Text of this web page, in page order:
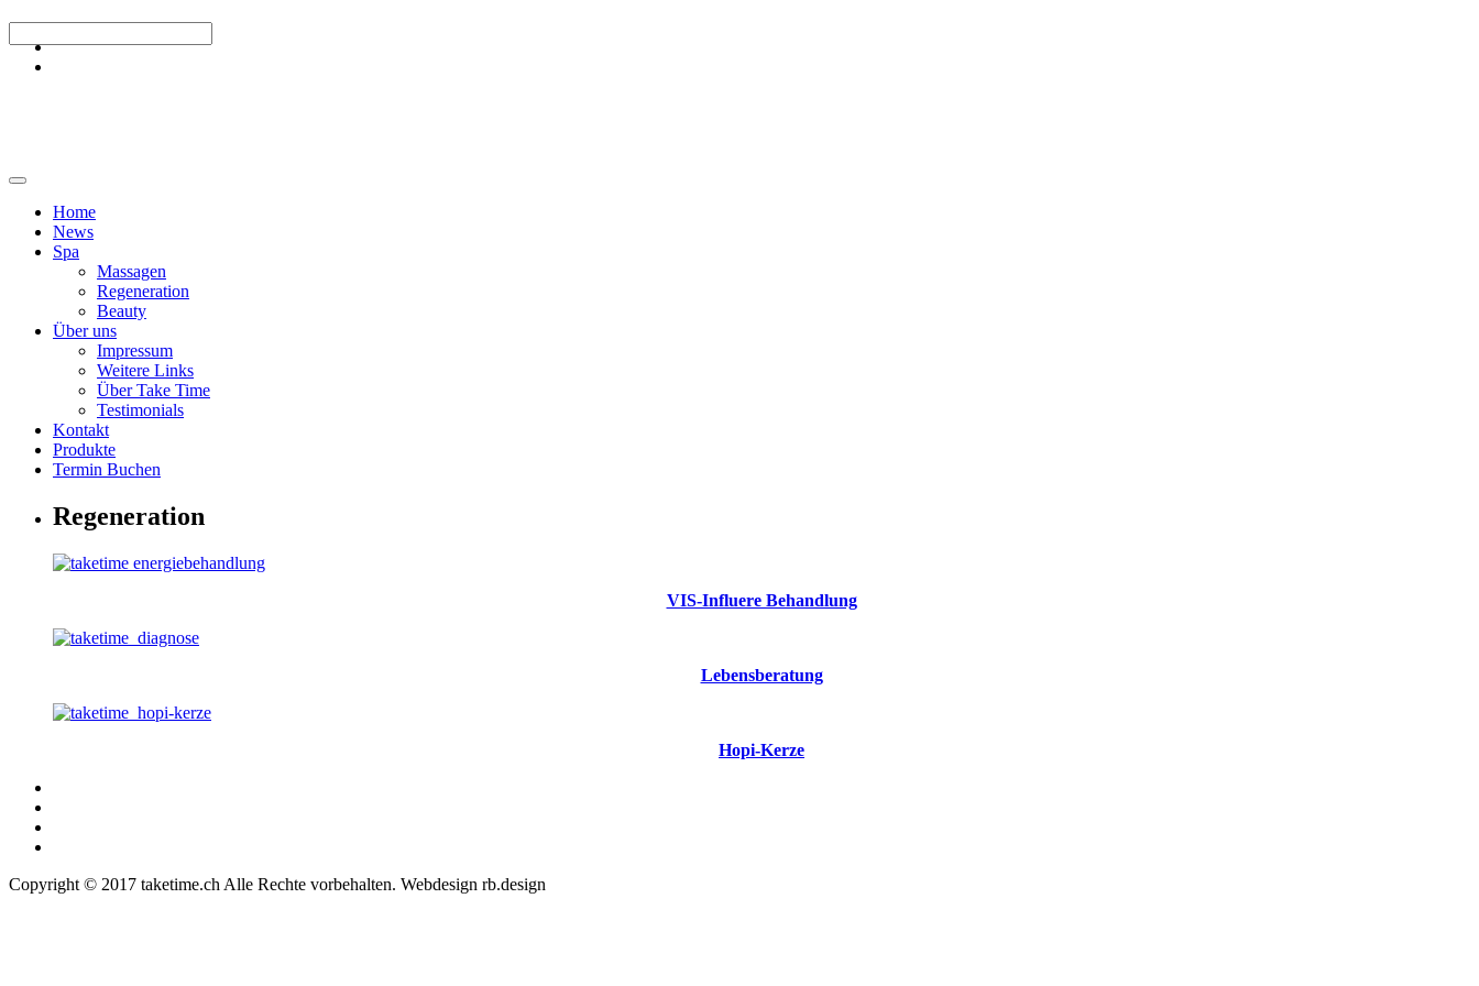
Home
News
Spa
Massagen
Regeneration
Beauty
Über uns
Impressum
Weitere Links
Über Take Time
Testimonials
Kontakt
Produkte
Termin Buchen
Regeneration
VIS-Influere Behandlung
Lebensberatung
Hopi-Kerze
Copyright © 2017 taketime.ch Alle Rechte vorbehalten. Webdesign rb.design